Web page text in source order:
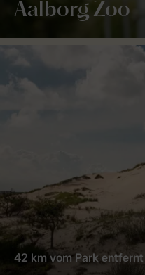
Aalborg Zoo
42 km vom Park entfernt